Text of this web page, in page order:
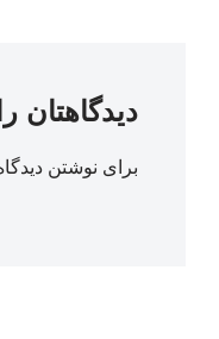
دیدگاهتان
برای نوشتن دیدگاه